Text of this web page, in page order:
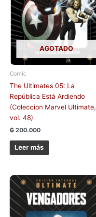
AGOTADO
Comic
The Ultimates 05: La
República Está Ardiendo
(Coleccion Marvel Ultimate,
vol. 48)
₲ 200.000
Leer más